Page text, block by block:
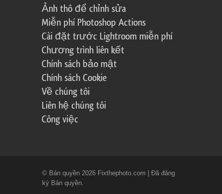
Ảnh thô để chỉnh sửa
Miễn phí Photoshop Actions
Cài đặt trước Lightroom miễn phí
Chương trình liên kết
Chính sách bảo mật
Chính sách Cookie
Về chúng tôi
Liên hệ chúng tôi
Công việc
© Bản quyền 2026 Fixthephoto.com | Đã đăng
ký Bản quyền.